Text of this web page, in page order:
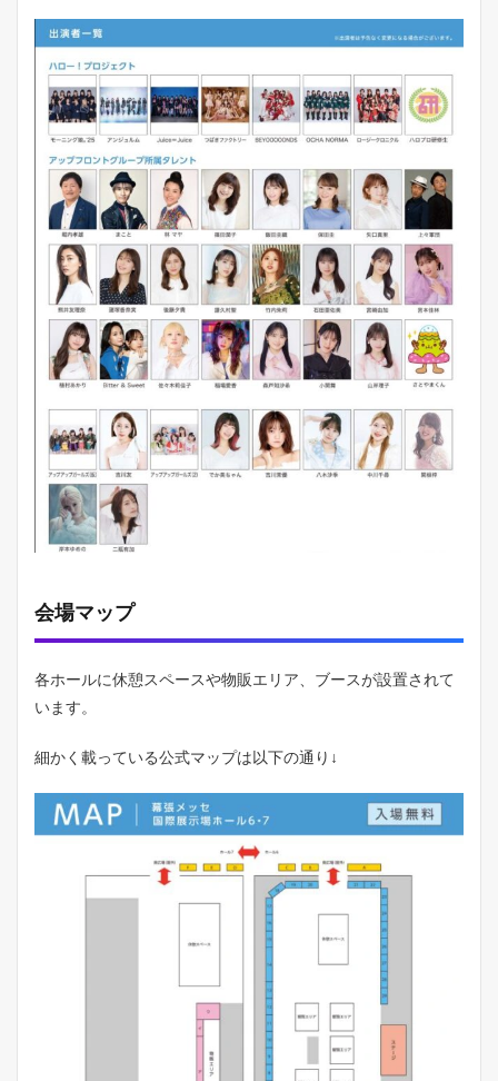
す
の
ひ
な
フ
ェ
ス
レ
ポ
5.2
の
ブ
ロ
グ
に
つ
て
会場マップ
各ホールに休憩スペースや物販エリア、ブースが設置されて
います。
細かく載っている公式マップは以下の通り↓